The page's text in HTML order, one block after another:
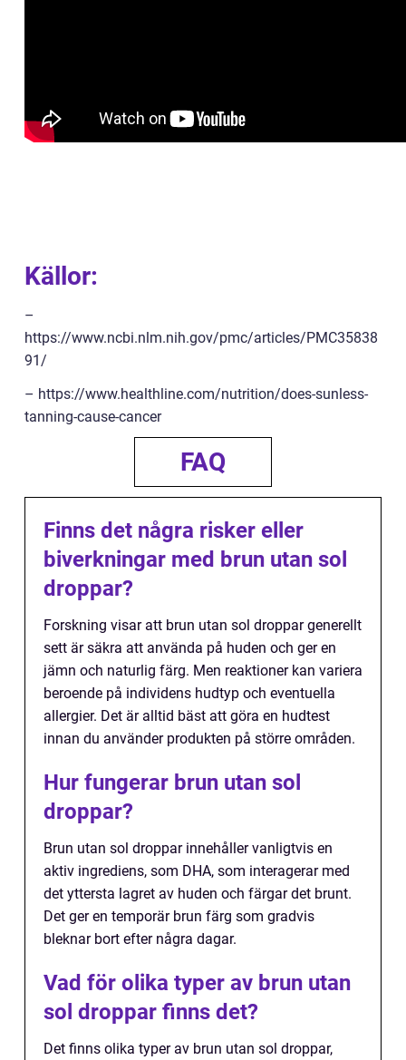
Källor:
–
https://www.ncbi.nlm.nih.gov/pmc/articles/PMC35838
91/
– https://www.healthline.com/nutrition/does-sunless-
tanning-cause-cancer
FAQ
Finns det några risker eller
biverkningar med brun utan sol
droppar?
Forskning visar att brun utan sol droppar generellt
sett är säkra att använda på huden och ger en
jämn och naturlig färg. Men reaktioner kan variera
beroende på individens hudtyp och eventuella
allergier. Det är alltid bäst att göra en hudtest
innan du använder produkten på större områden.
Hur fungerar brun utan sol
droppar?
Brun utan sol droppar innehåller vanligtvis en
aktiv ingrediens, som DHA, som interagerar med
det yttersta lagret av huden och färgar det brunt.
Det ger en temporär brun färg som gradvis
bleknar bort efter några dagar.
Vad för olika typer av brun utan
sol droppar finns det?
Det finns olika typer av brun utan sol droppar,